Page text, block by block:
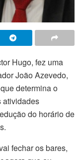
Hugo, fez uma
João Azevedo,
determina o
atividades
do horário de
fechar os bares,